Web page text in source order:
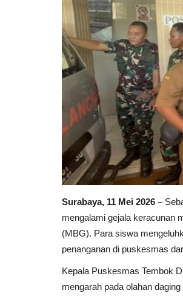
Surabaya, 11 Mei 2026 –
mengalami gejala keracunan
(MBG). Para siswa
penanganan di puskesmas
Kepala Puskesmas Tembok
mengarah pada olahan